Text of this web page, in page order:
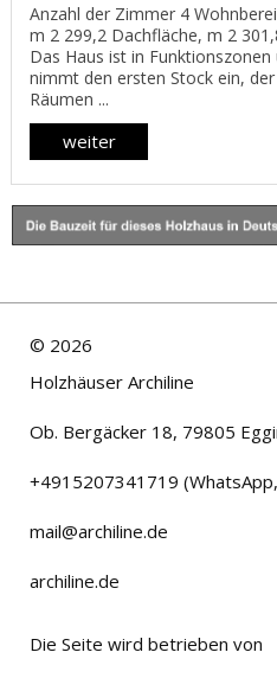
Anzahl der Zimmer 4
m 2 299,2 Dachfläche, m 2
Das Haus ist in
nimmt den ersten Stock ein,
Räumen ...
weiter
© 2026
Holzhäuser Archiline
Ob. Bergäcker 18, 79805
+4915207341719
mail@archiline.de
archiline.de
Die Seite wird betrieben von